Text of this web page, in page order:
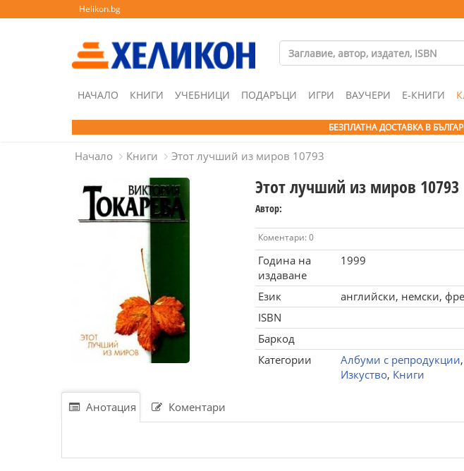
Helikon.bg
НАЧАЛО КНИГИ УЧЕБНИЦИ ПОДАРЪЦИ ИГРИ ВАУЧЕРИ Е-КНИГИ
БЕЗПЛАТНА ДОСТАВКА В
Начало Книги Этот лучший из миров 10793
Этот лучший из миров 10793
Автор:
Коментари: 0
Година на
издаване
1999
Език
английски, немски,
ISBN
Баркод
Категории
Албуми с репродукции,
Изкуство, Книги
Анотация Коментари